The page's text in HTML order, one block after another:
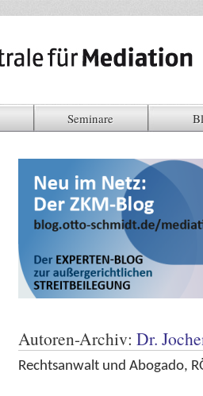
Seminare
Autoren-Archiv: Dr.
Rechtsanwalt und Abogado,